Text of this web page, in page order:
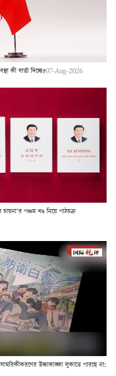
কী বার্তা দিচ্ছে?07-Aug-2026
চায়না’র পঞ্চম খণ্ড নিয়ে পাঠচক্র
উচ্চাকাঙ্ক্ষা লুকাতে পারছে না: